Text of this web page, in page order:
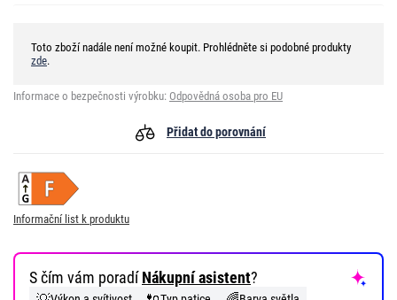
Toto zboží nadále není možné koupit. Prohlédněte si podobné produkty
zde.
Informace o bezpečnosti výrobku: Odpovědná osoba pro EU
Přidat do porovnání
Informační list k produktu
S čím vám poradíNákupní asistent?